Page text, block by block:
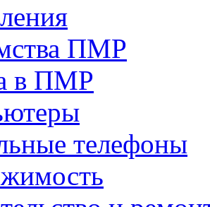
ПМР
в ПМР
телефоны